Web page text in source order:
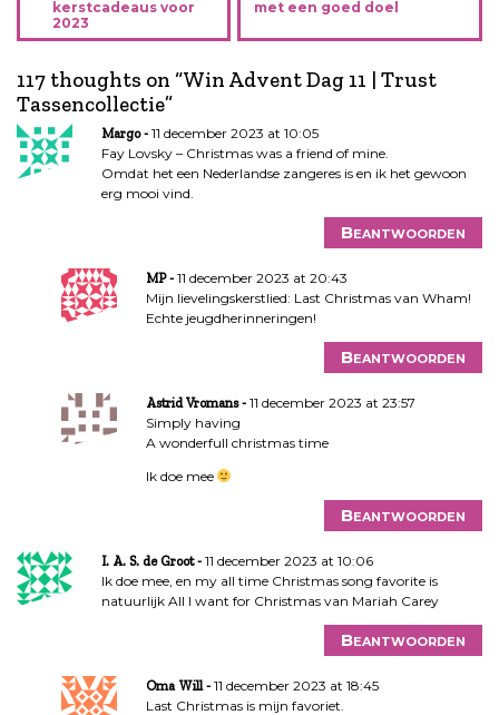
r
c
h
t
n
a
kerstcadeaus voor
2023
met een goed doel
117 thoughts on “Win Advent Dag 11 | Trust
Tassencollectie”
Margo
11 december 2023 at 10:05
Fay Lovsky – Christmas was a friend of mine.
Omdat het een Nederlandse zangeres is en ik het gewoon
erg mooi vind.
Beantwoorden
MP
11 december 2023 at 20:43
Mijn lievelingskerstlied: Last Christmas van Wham!
Echte jeugdherinneringen!
Beantwoorden
Astrid Vromans
11 december 2023 at 23:57
Simply having
A wonderfull christmas time
Ik doe mee
Beantwoorden
I. A. S. de Groot
11 december 2023 at 10:06
Ik doe mee, en my all time Christmas song favorite is
natuurlijk All I want for Christmas van Mariah Carey
Beantwoorden
Oma Will
11 december 2023 at 18:45
Last Christmas is mijn favoriet.